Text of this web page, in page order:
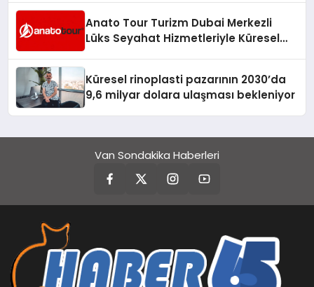
Anato Tour Turizm Dubai Merkezli
Lüks Seyahat Hizmetleriyle Küresel
Küresel rinoplasti pazarının 2030’da
9,6 milyar dolara ulaşması bekleniyor
Van Sondakika Haberleri